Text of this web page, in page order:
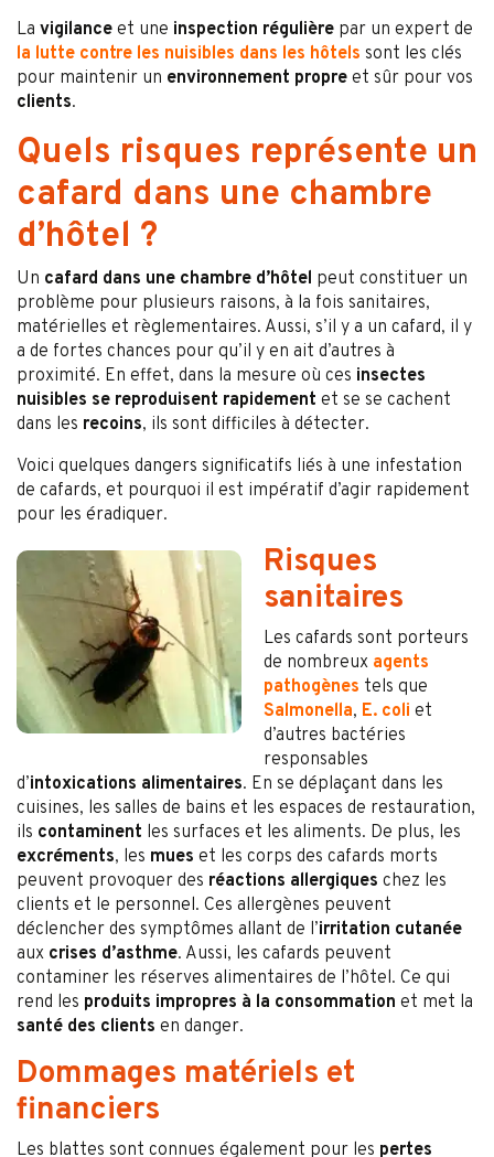
La vigilance et une inspection régulière par un expert de
la lutte contre les nuisibles dans les hôtels sont les clés
pour maintenir un environnement propre et sûr pour vos
clients.
Quels risques représente un
cafard dans une chambre
d’hôtel ?
Un cafard dans une chambre d’hôtel peut constituer un
problème pour plusieurs raisons, à la fois sanitaires,
matérielles et règlementaires. Aussi, s’il y a un cafard, il y
a de fortes chances pour qu’il y en ait d’autres à
proximité. En effet, dans la mesure où ces insectes
nuisibles se reproduisent rapidement et se se cachent
dans les recoins, ils sont difficiles à détecter.
Voici quelques dangers significatifs liés à une infestation
de cafards, et pourquoi il est impératif d’agir rapidement
pour les éradiquer.
Risques
sanitaires
Les cafards sont porteurs
de nombreux agents
pathogènes tels que
Salmonella, E. coli et
d’autres bactéries
responsables
d’intoxications alimentaires. En se déplaçant dans les
cuisines, les salles de bains et les espaces de restauration,
ils contaminent les surfaces et les aliments. De plus, les
excréments, les mues et les corps des cafards morts
peuvent provoquer des réactions allergiques chez les
clients et le personnel. Ces allergènes peuvent
déclencher des symptômes allant de l’irritation cutanée
aux crises d’asthme. Aussi, les cafards peuvent
contaminer les réserves alimentaires de l’hôtel. Ce qui
rend les produits impropres à la consommation et met la
santé des clients en danger.
Dommages matériels et
financiers
Les blattes sont connues également pour les pertes